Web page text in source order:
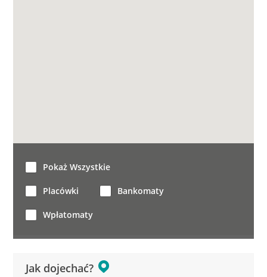
Jak dojechać?
Pokaż Wszystkie
Placówki Bankomaty
Wpłatomaty